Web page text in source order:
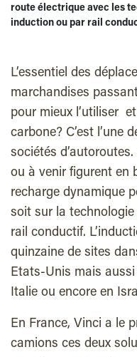
route électrique avec les
induction ou par rail
L’essentiel des
marchandises
pour mieux l’utiliser
carbone? C’est l’une
sociétés
ou à venir figurent en
recharge dynamique
soit sur la technologie
rail conductif.
quinzaine de sites
Etats-Unis mais aussi
Italie ou encore en
En France, Vinci a le
camions ces deux